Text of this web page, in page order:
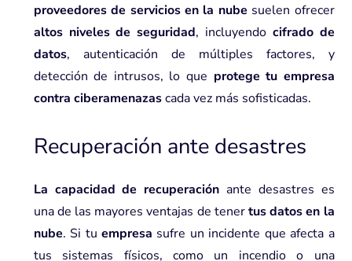
proveedores de servicios en la nube suelen ofrecer
altos niveles de seguridad, incluyendo cifrado de
datos, autenticación de múltiples factores, y
detección de intrusos, lo que protege tu empresa
contra ciberamenazascada vez más sofisticadas.
Recuperación ante desastres
La capacidad de recuperación ante desastres es
una de las mayores ventajas de tenertus datos en la
nube. Si tu empresa sufre un incidente que afecta a
tus sistemas físicos, como un incendio o una